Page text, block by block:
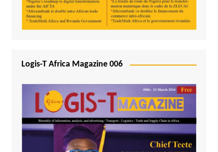
Logis-T Africa Magazine 006